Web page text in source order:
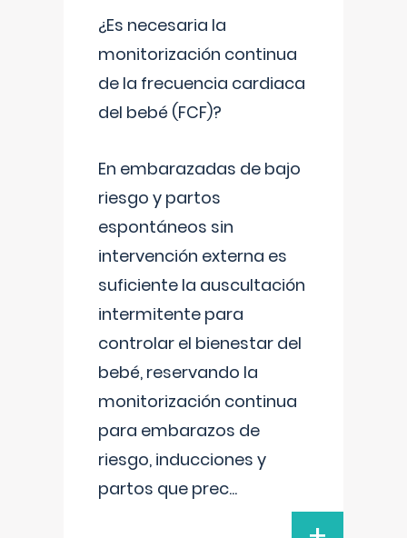
¿Es necesaria la
monitorización continua
de la frecuencia cardiaca
del bebé (FCF)?
En embarazadas de bajo
riesgo y partos
espontáneos sin
intervención externa es
suficiente la auscultación
intermitente para
controlar el bienestar del
bebé, reservando la
monitorización continua
para embarazos de
riesgo, inducciones y
partos que prec...